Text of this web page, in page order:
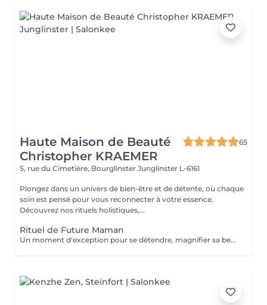
Haute Maison de Beauté
Christopher KRAEMER
65
5, rue du Cimetière, Bourglinster Junglinster L-6161
Plongez dans un univers de bien-être et de détente, où chaque
soin est pensé pour vous reconnecter à votre essence.
Découvrez nos rituels holistiques,...
Rituel de Future Maman
Un moment d'exception pour se détendre, magnifier sa beauté naturelle, et faire une rencontre avec bébé avant l'heure. Des soins énergétiques seront prodigués afin d'équilibrer énergétiquement son corps, que ce soit au cours de la grossesse ou bien dans les derniers instants avant l'accouchement. Le Bain sacré Rituel de purification, équilibrage énergétique et séance de magnétisme. Méditation guidée, séance de sophrologie. Hammam crânien et facial Massage crânien Rituel de la cascade Rinçage avec une infusion de plantes Ne comprend pas le séchage des cheveux.